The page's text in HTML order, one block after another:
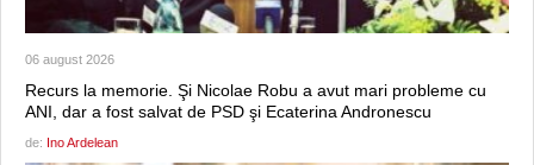
06 august 2026
Recurs la memorie. Şi Nicolae Robu a avut mari probleme cu
ANI, dar a fost salvat de PSD şi Ecaterina Andronescu
de: Ino Ardelean